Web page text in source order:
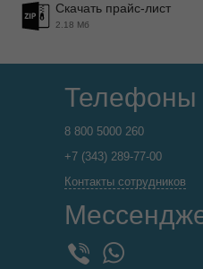
Скачать прайс-лист
2.18 Мб
Телефоны
8 800 5000 260
+7 (343) 289-77-00
Контакты сотрудников
WhatsApp